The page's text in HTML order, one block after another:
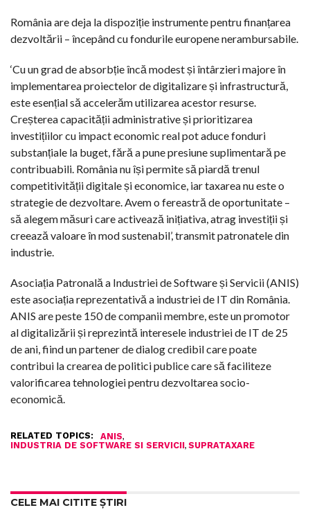
România are deja la dispoziție instrumente pentru finanțarea
dezvoltării – începând cu fondurile europene nerambursabile.
‘Cu un grad de absorbție încă modest și întârzieri majore în
implementarea proiectelor de digitalizare și infrastructură,
este esențial să accelerăm utilizarea acestor resurse.
Creșterea capacității administrative și prioritizarea
investițiilor cu impact economic real pot aduce fonduri
substanțiale la buget, fără a pune presiune suplimentară pe
contribuabili. România nu își permite să piardă trenul
competitivității digitale și economice, iar taxarea nu este o
strategie de dezvoltare. Avem o fereastră de oportunitate –
să alegem măsuri care activează inițiativa, atrag investiții și
creează valoare în mod sustenabil’, transmit patronatele din
industrie.
Asociația Patronală a Industriei de Software și Servicii (ANIS)
este asociația reprezentativă a industriei de IT din România.
ANIS are peste 150 de companii membre, este un promotor
al digitalizării și reprezintă interesele industriei de IT de 25
de ani, fiind un partener de dialog credibil care poate
contribui la crearea de politici publice care să faciliteze
valorificarea tehnologiei pentru dezvoltarea socio-
economică.
RELATED TOPICS: ANIS,
INDUSTRIA DE SOFTWARE SI SERVICII, SUPRATAXARE
CELE MAI CITITE ȘTIRI